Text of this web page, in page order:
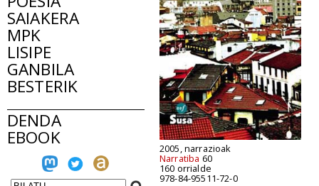
SAIAKERA
MPK
LISIPE
GANBILA
BESTERIK
DENDA
EBOOK
2005, narrazioak
Narratiba 60
160 orrialde
978-84-95511-72-0